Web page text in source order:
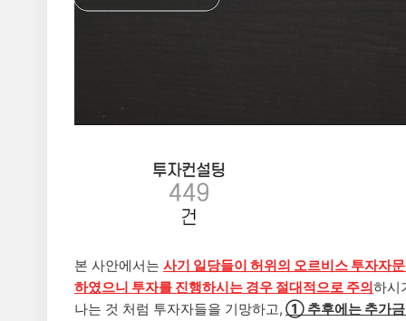
본 사안에서는 사기 일당들이 허위의 오르비스 투자자
하였으니 투자를 진행하시는 경우 절대적으로 주의하시
나는 것 처럼 투자자들을 기망하고, ① 추후에는 추가